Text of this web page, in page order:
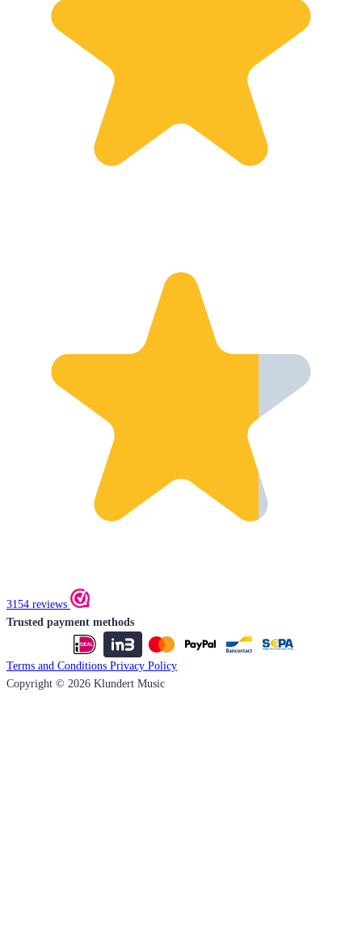
3154 reviews
Trusted payment methods
Terms and Conditions Privacy Policy
Copyright © 2026 Klundert Music